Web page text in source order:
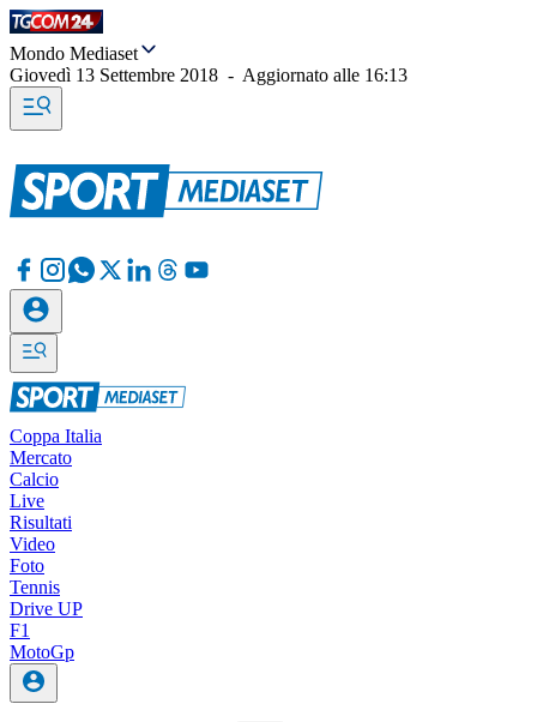
Mondo Mediaset
Giovedì 13 Settembre 2018 - Aggiornato alle 16:13
Coppa Italia
Mercato
Calcio
Live
Risultati
Video
Foto
Tennis
Drive UP
F1
MotoGp